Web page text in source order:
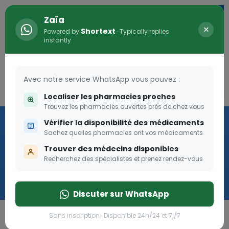
Vaccination
Zaïa
Powered by Shortext · Typically replies
instantly
×
Avec notre service WhatsApp vous pouvez :
Localiser les pharmacies proches
Trouvez les pharmacies ouvertes près de chez vous
Vérifier la disponibilité des médicaments
Sachez quelles pharmacies ont vos médicaments
Trouver des médecins disponibles
Recherchez des spécialistes et prenez rendez-vous
Discuter sur WhatsApp
Sans inscription · Disponible 24h/24 et 7j/7